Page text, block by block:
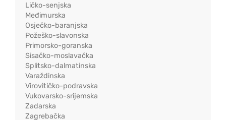
Ličko-senjska
Međimurska
Osječko-baranjska
Požeško-slavonska
Primorsko-goranska
Sisačko-moslavačka
Splitsko-dalmatinska
Varaždinska
Virovitičko-podravska
Vukovarsko-srijemska
Zadarska
Zagrebačka